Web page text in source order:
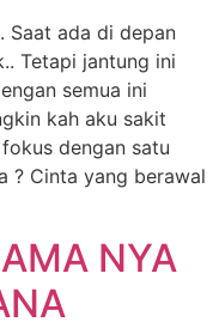
Saat ada di depan
Tetapi jantung ini
semua ini
kah aku sakit
dengan satu
? Cinta yang berawal
NYA